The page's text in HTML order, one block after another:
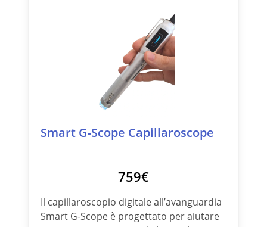
Smart G-Scope Capillaroscope
759€
Il capillaroscopio digitale all’avanguardia
Smart G-Scope è progettato per aiutare